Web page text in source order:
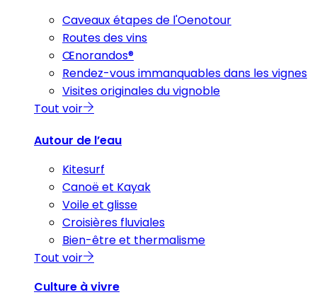
Caveaux étapes de l'Oenotour
Routes des vins
Œnorandos®
Rendez-vous immanquables dans les vignes
Visites originales du vignoble
Tout voir
Autour de l’eau
Kitesurf
Canoë et Kayak
Voile et glisse
Croisières fluviales
Bien-être et thermalisme
Tout voir
Culture à vivre